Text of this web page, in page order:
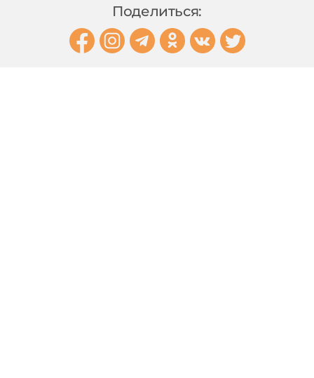
Поделиться: